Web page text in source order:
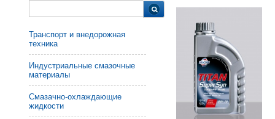
Транспорт и внедорожная
техника
Индустриальные смазочные
материалы
Смазачно-охлаждающие
жидкости